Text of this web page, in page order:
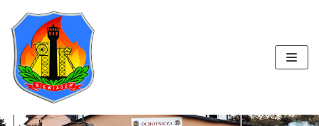
Przejdź
do
treści